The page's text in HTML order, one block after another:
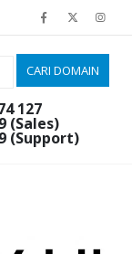
127
(Sales)
(Support)